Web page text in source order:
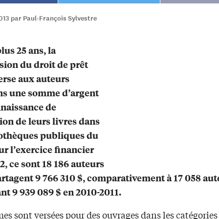
par Paul-François Sylvestre
25 ans, la
du droit de prêt
aux auteurs
une somme d’argent
de
de leurs livres dans
publiques du
l’exercice financier
ce sont 18 186 auteurs
9 766 310 $, comparativement à 17 058
9 939 089 $ en 2010-2011.
sont versées pour des ouvrages dans les catégories